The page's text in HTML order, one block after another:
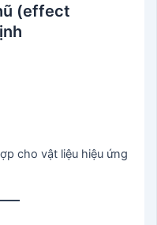
(effect
cho vật liệu hiệu ứng